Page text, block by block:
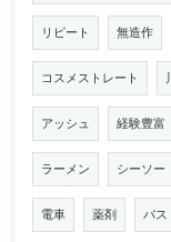
リピート 無造作
コスメストレート
アッシュ 経験豊富
ラーメン シーソー
電車 薬剤 バス